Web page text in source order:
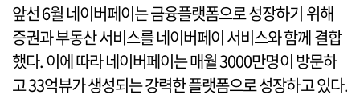
앞선 6월 네이버페이는 금융플랫폼으로 성장하기 위해
증권과 부동산 서비스를 네이버페이 서비스와 함께 결합
했다. 이에 따라 네이버페이는 매월 3000만명이 방문하
고 33억뷰가 생성되는 강력한 플랫폼으로 성장하고 있다.